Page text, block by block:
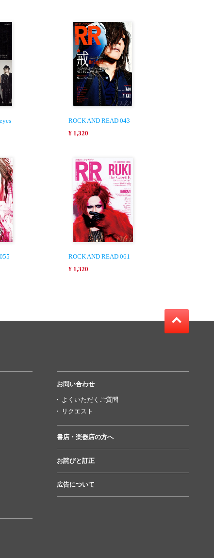
ROCK AND READ 043
¥ 1,320
ROCK AND READ 061
¥ 1,320
お問い合わせ
よくいただくご質問
リクエスト
書店・楽器店の方へ
お詫びと訂正
広告について